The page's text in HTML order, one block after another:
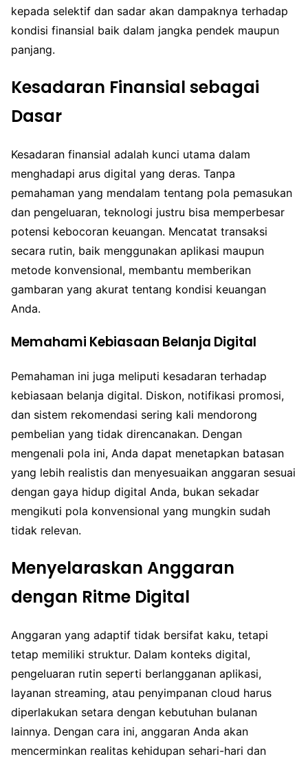
kepada selektif dan sadar akan dampaknya terhadap
kondisi finansial baik dalam jangka pendek maupun
panjang.
Kesadaran Finansial sebagai
Dasar
Kesadaran finansial adalah kunci utama dalam
menghadapi arus digital yang deras. Tanpa
pemahaman yang mendalam tentang pola pemasukan
dan pengeluaran, teknologi justru bisa memperbesar
potensi kebocoran keuangan. Mencatat transaksi
secara rutin, baik menggunakan aplikasi maupun
metode konvensional, membantu memberikan
gambaran yang akurat tentang kondisi keuangan
Anda.
Memahami Kebiasaan Belanja Digital
Pemahaman ini juga meliputi kesadaran terhadap
kebiasaan belanja digital. Diskon, notifikasi promosi,
dan sistem rekomendasi sering kali mendorong
pembelian yang tidak direncanakan. Dengan
mengenali pola ini, Anda dapat menetapkan batasan
yang lebih realistis dan menyesuaikan anggaran sesuai
dengan gaya hidup digital Anda, bukan sekadar
mengikuti pola konvensional yang mungkin sudah
tidak relevan.
Menyelaraskan Anggaran
dengan Ritme Digital
Anggaran yang adaptif tidak bersifat kaku, tetapi
tetap memiliki struktur. Dalam konteks digital,
pengeluaran rutin seperti berlangganan aplikasi,
layanan streaming, atau penyimpanan cloud harus
diperlakukan setara dengan kebutuhan bulanan
lainnya. Dengan cara ini, anggaran Anda akan
mencerminkan realitas kehidupan sehari-hari dan